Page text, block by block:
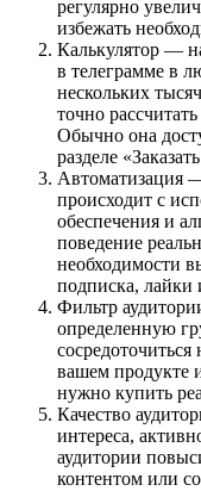
регулярно
избежать
Калькулятор —
в телеграмме в
нескольких
точно
Обычно она
разделе
Автоматизация
происходит с
обеспечения и
поведение
необходимости
подписка, лайки
Фильтр
определенную
сосредоточиться
вашем продукте
нужно купить
Качество
интереса,
аудитории
контентом или